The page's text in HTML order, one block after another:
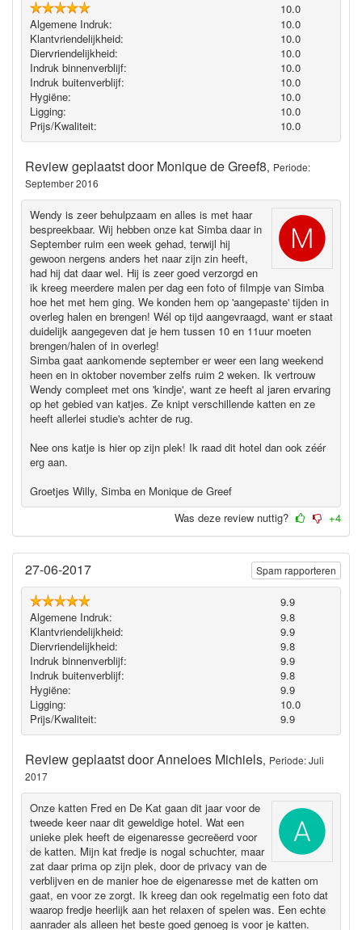
10.0
Algemene Indruk:
10.0
Klantvriendelijkheid:
10.0
Diervriendelijkheid:
10.0
Indruk binnenverblijf:
10.0
Indruk buitenverblijf:
10.0
Hygiëne‎:
10.0
Ligging:
10.0
Prijs/Kwaliteit:
10.0
Review geplaatst doorMonique de Greef8, Periode:
September 2016
Wendy is zeer behulpzaam en alles is met haar
bespreekbaar. Wij hebben onze kat Simba daar in
September ruim een week gehad, terwijl hij
gewoon nergens anders het naar zijn zin heeft,
had hij dat daar wel. Hij is zeer goed verzorgd en
ik kreeg meerdere malen per dag een foto of filmpje van Simba
hoe het met hem ging. We konden hem op 'aangepaste' tijden in
overleg halen en brengen! Wél op tijd aangevraagd, want er staat
duidelijk aangegeven dat je hem tussen 10 en 11uur moeten
brengen/halen of in overleg!
Simba gaat aankomende september er weer een lang weekend
heen en in oktober november zelfs ruim 2 weken. Ik vertrouw
Wendy compleet met ons 'kindje', want ze heeft al jaren ervaring
op het gebied van katjes. Ze knipt verschillende katten en ze
heeft allerlei studie's achter de rug.
Nee ons katje is hier op zijn plek! Ik raad dit hotel dan ook zéér
erg aan.
Groetjes Willy, Simba en Monique de Greef
Was deze review nuttig? +4
27-06-2017
9.9
Algemene Indruk:
9.8
Klantvriendelijkheid:
9.9
Diervriendelijkheid:
9.8
Indruk binnenverblijf:
9.9
Indruk buitenverblijf:
9.8
Hygiëne‎:
9.9
Ligging:
10.0
Prijs/Kwaliteit:
9.9
Review geplaatst doorAnneloes Michiels, Periode: Juli
2017
Onze katten Fred en De Kat gaan dit jaar voor de
tweede keer naar dit geweldige hotel. Wat een
unieke plek heeft de eigenaresse gecreëerd voor
de katten. Mijn kat fredje is nogal schuchter, maar
zat daar prima op zijn plek, door de privacy van de
verblijven en de manier hoe de eigenaresse met de katten om
gaat, en voor ze zorgt. Ik kreeg dan ook regelmatig een foto dat
waarop fredje heerlijk aan het relaxen of spelen was. Een echte
aanrader als alleen het beste goed genoeg is voor je katten.
Spam rapporteren